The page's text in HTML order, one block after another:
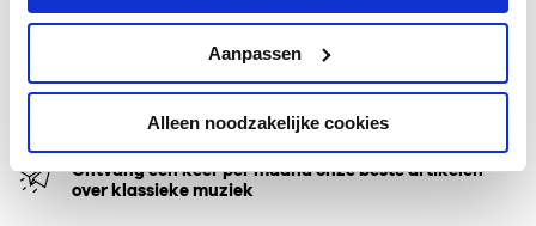
Aanpassen
Alleen noodzakelijke cookies
SchubertsWinterreisemet forte­pianist Tom Beghin.
Ontvang één keer per maand onze beste artikelen
over klassieke muziek